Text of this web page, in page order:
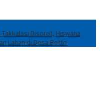
Takkalasi Disorot, Hiswana
Lahan di Desa Botto